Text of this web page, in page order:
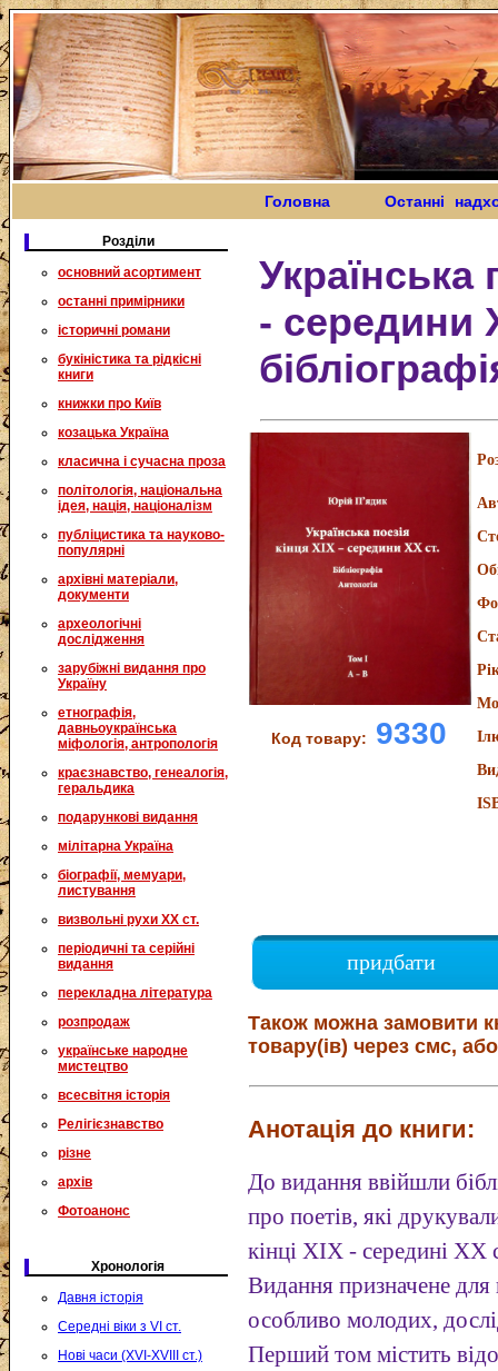
Головна Останні
Розділи
основний асортимент
останні примірники
історичні романи
букіністика та рідкісні
книги
книжки про Київ
козацька Україна
класична і сучасна проза
політологія, національна
ідея, нація, націоналізм
публіцистика та науково-
популярні
архівні матеріали,
документи
археологічні
дослідження
зарубіжні видання про
Україну
етнографія,
давньоукраїнська
міфологія, антропологія
краєзнавство, генеалогія,
геральдика
подарункові видання
мілітарна Україна
біографії, мемуари,
листування
визвольні рухи XX ст.
періодичні та серійні
видання
перекладна література
розпродаж
українське народне
мистецтво
всесвітня історія
Релігієзнавство
різне
архів
Фотоанонс
Хронологія
Давня історія
Середні віки з VI ст.
Нові часи (XVI-XVIII ст.)
Українська
- середини
Код товару: 9330
придбати
Також можна замовити
товару(ів) через смс,
Анотація до книги:
До видання ввійшли
про поетів, які
кінці XIX - середині ХХ
Видання призначене для
особливо молодих,
Перший том містить